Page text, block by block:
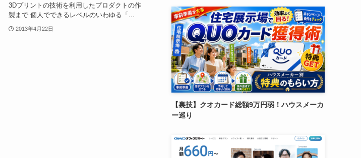
3Dプリントの技術を利用したプロダクトの作
製まで 個人でできるレベルのいわゆる「...
2013年4月22日
【裏技】クオカード総額9万円弱！ハウスメーカ
ー巡り